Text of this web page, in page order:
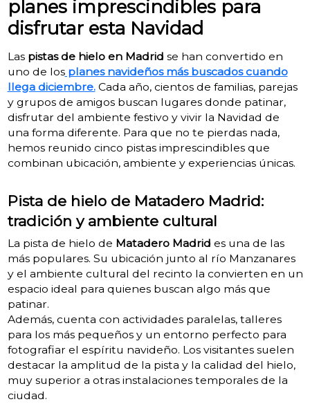
planes imprescindibles para
disfrutar esta Navidad
Las pistas de hielo en Madrid se han convertido en
uno de losplanes navideños más buscados cuando
llega diciembre.Cada año, cientos de familias, parejas
y grupos de amigos buscan lugares donde patinar,
disfrutar del ambiente festivo y vivir la Navidad de
una forma diferente. Para que no te pierdas nada,
hemos reunido cinco pistas imprescindibles que
combinan ubicación, ambiente y experiencias únicas.
Pista de hielo de Matadero Madrid:
tradición y ambiente cultural
La pista de hielo de Matadero Madrid es una de las
más populares. Su ubicación junto al río Manzanares
y el ambiente cultural del recinto la convierten en un
espacio ideal para quienes buscan algo más que
patinar.
Además, cuenta con actividades paralelas, talleres
para los más pequeños y un entorno perfecto para
fotografiar el espíritu navideño. Los visitantes suelen
destacar la amplitud de la pista y la calidad del hielo,
muy superior a otras instalaciones temporales de la
ciudad.